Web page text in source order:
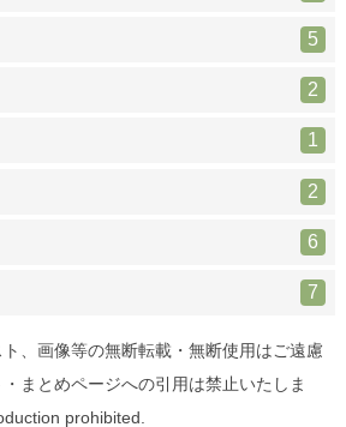
5
2
1
2
6
7
、画像等の無断転載・無断使用はご遠慮
まとめページへの引用は禁止いたしま
prohibited.